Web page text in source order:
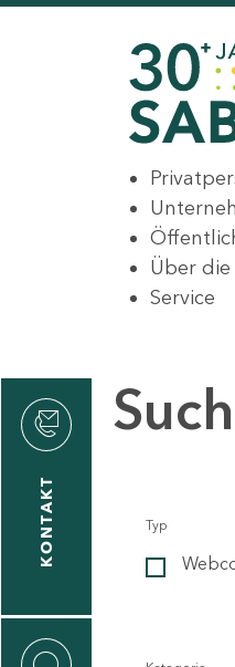
Über die
Service
KONTAKT Typ